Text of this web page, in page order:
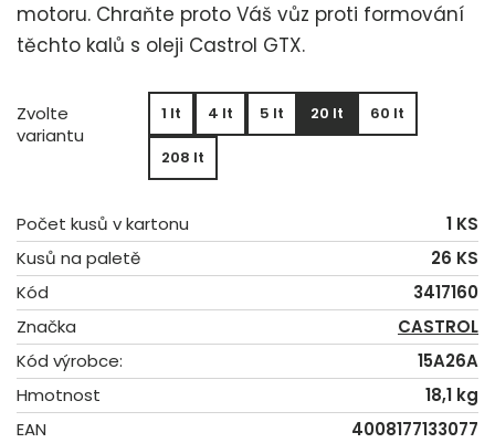
motoru. Chraňte proto Váš vůz proti formování
těchto kalů s oleji Castrol GTX.
Zvolte
variantu
1 lt 4 lt 5 lt 20 lt 60 lt
208 lt
Počet kusů v kartonu
1 KS
Kusů na paletě
26 KS
Kód
3417160
Značka
CASTROL
Kód výrobce:
15A26A
Hmotnost
18,1 kg
EAN
4008177133077